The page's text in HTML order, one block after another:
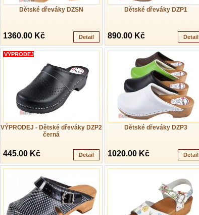
Dětské dřeváky DZSN
1360.00 Kč Detail
Dětské dřeváky DZP1
890.00 Kč Detail
VÝPRODEJ - Dětské dřeváky DZP2
černá
VÝPRODEJ
445.00 Kč Detail
Dětské dřeváky DZP3
1020.00 Kč Detail